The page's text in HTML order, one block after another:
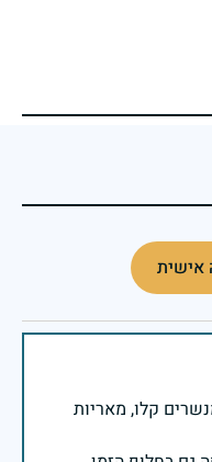
קלו, מאריות